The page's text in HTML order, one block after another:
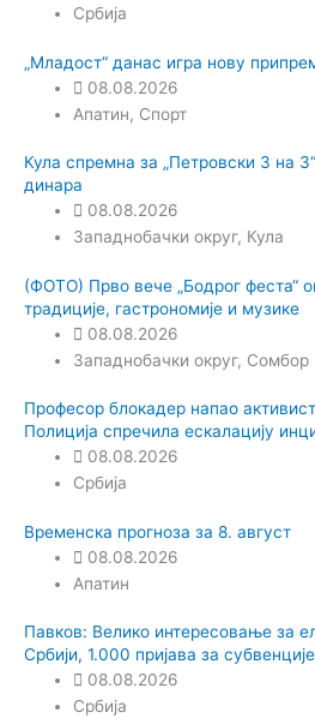
Србија
„Младост“ данас игра нову
08.08.2026
Апатин, Спорт
Кула спремна за „Петровски 3 на
динара
08.08.2026
Западнобачки округ, Кула
(ФОТО) Прво вече „Бодрог феста“
традиције, гастрономије и музике
08.08.2026
Западнобачки округ, Сомбор
Професор блокадер напао
Полиција спречила ескалацију
08.08.2026
Србија
Временска прогноза за 8. август
08.08.2026
Апатин
Павков: Велико интересовање за
Србији, 1.000 пријава за субвенције
08.08.2026
Србија